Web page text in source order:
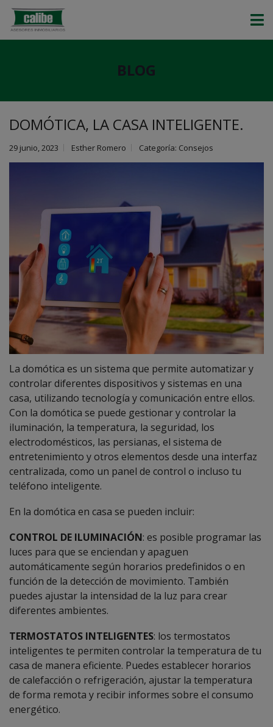
BLOG
DOMÓTICA, LA CASA INTELIGENTE.
29 junio, 2023 Esther Romero Categoría: Consejos
La domótica es un sistema que permite automatizar y
controlar diferentes dispositivos y sistemas en una
casa, utilizando tecnología y comunicación entre ellos.
Con la domótica se puede gestionar y controlar la
iluminación, la temperatura, la seguridad, los
electrodomésticos, las persianas, el sistema de
entretenimiento y otros elementos desde una interfaz
centralizada, como un panel de control o incluso tu
teléfono inteligente.
En la domótica en casa se pueden incluir:
CONTROL DE ILUMINACIÓN: es posible programar las
luces para que se enciendan y apaguen
automáticamente según horarios predefinidos o en
función de la detección de movimiento. También
puedes ajustar la intensidad de la luz para crear
diferentes ambientes.
TERMOSTATOS INTELIGENTES: los termostatos
inteligentes te permiten controlar la temperatura de tu
casa de manera eficiente. Puedes establecer horarios
de calefacción o refrigeración, ajustar la temperatura
de forma remota y recibir informes sobre el consumo
energético.